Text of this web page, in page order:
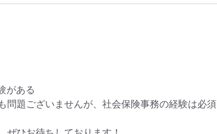
がある
題ございませんが、社会保険事務の経験は必須